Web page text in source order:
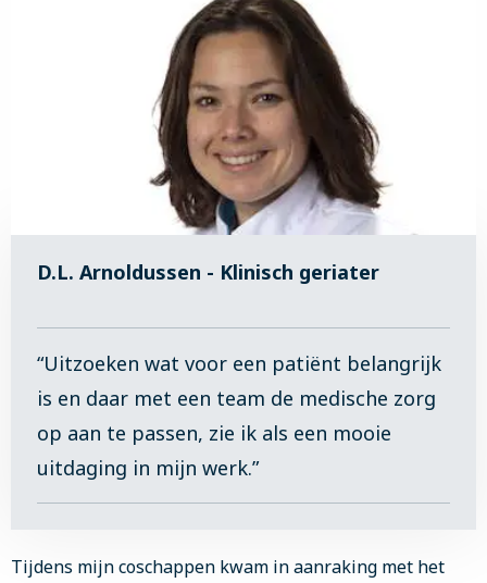
D.L. Arnoldussen - Klinisch geriater
“Uitzoeken wat voor een patiënt belangrijk
is en daar met een team de medische zorg
op aan te passen, zie ik als een mooie
uitdaging in mijn werk.”
Tijdens mijn coschappen kwam in aanraking met het